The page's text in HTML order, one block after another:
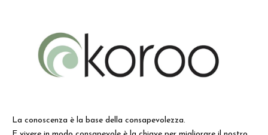
La conoscenza è la base della consapevolezza.